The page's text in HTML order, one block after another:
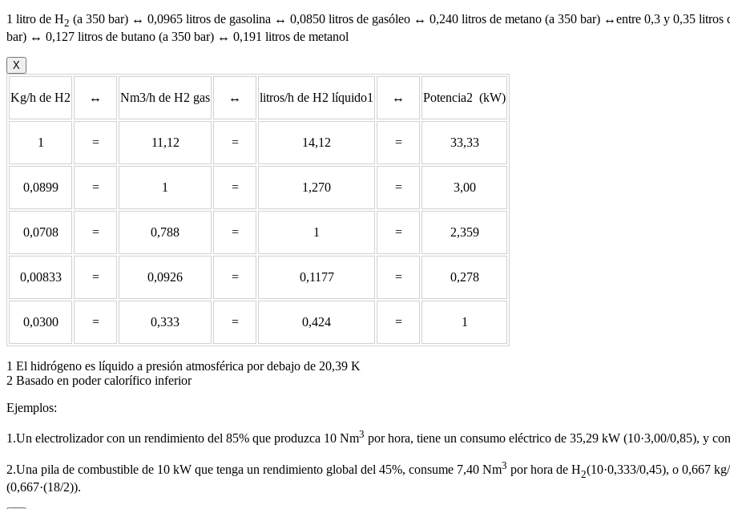
1 litro de H2 (a 350 bar) ↔ 0,0965 litros de gasolina ↔ 0,0850 litros de gasóleo ↔ 0,240 litros de metano (a 350 bar) ↔entre 0,3 y 0,35 litros
bar) ↔ 0,127 litros de butano (a 350 bar) ↔ 0,191 litros de metanol
X
Kg/h de H2 ↔ Nm3/h de H2 gas ↔ litros/h de H2 líquido1 ↔ Potencia2 (kW)
1 = 11,12 = 14,12 = 33,33
0,0899 = 1 = 1,270 = 3,00
0,0708 = 0,788 = 1 = 2,359
0,00833 = 0,0926 = 0,1177 = 0,278
0,0300 = 0,333 = 0,424 = 1
1 El hidrógeno es líquido a presión atmosférica por debajo de 20,39 K
2 Basado en poder calorífico inferior
Ejemplos:
1.Un electrolizador con un rendimiento del 85% que produzca 10 Nm3 por hora, tiene un consumo eléctrico de 35,29 kW (10·3,00/0,85), y
2.Una pila de combustible de 10 kW que tenga un rendimiento global del 45%, consume 7,40 Nm3 por hora de H2(10·0,333/0,45), o 0,667
(0,667·(18/2)).